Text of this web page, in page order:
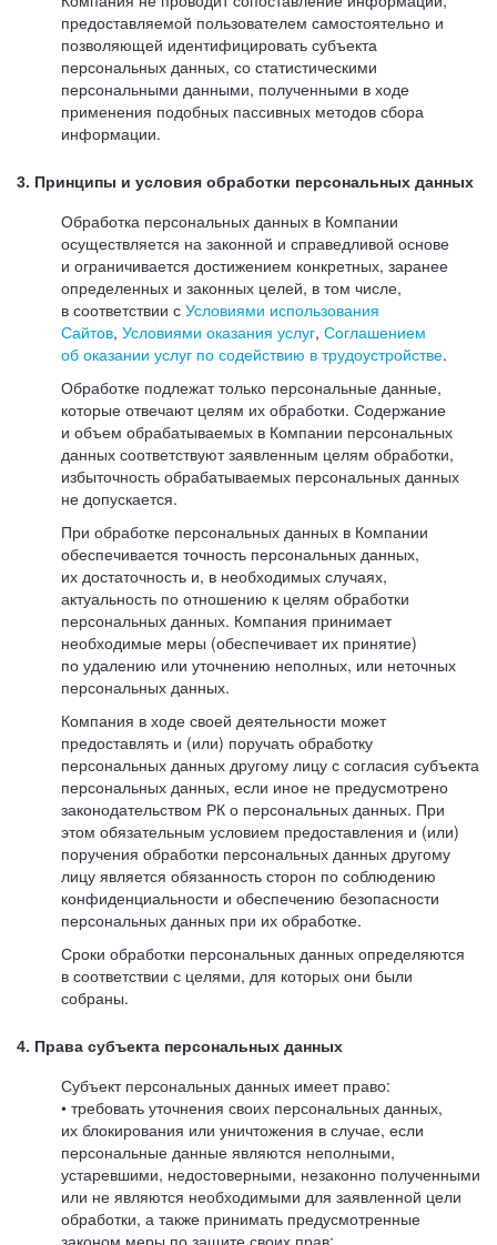
предоставляемой пользователем самостоятельно и
позволяющей идентифицировать субъекта
персональных данных, со статистическими
персональными данными, полученными в ходе
применения подобных пассивных методов сбора
информации.
3. Принципы и условия обработки персональных данных
Обработка персональных данных в Компании
осуществляется на законной и справедливой основе
и ограничивается достижением конкретных, заранее
определенных и законных целей, в том числе,
в соответствии с Условиями использования
Сайтов, Условиями оказания услуг, Соглашением
об оказании услуг по содействию в трудоустройстве.
Обработке подлежат только персональные данные,
которые отвечают целям их обработки. Содержание
и объем обрабатываемых в Компании персональных
данных соответствуют заявленным целям обработки,
избыточность обрабатываемых персональных данных
не допускается.
При обработке персональных данных в Компании
обеспечивается точность персональных данных,
их достаточность и, в необходимых случаях,
актуальность по отношению к целям обработки
персональных данных. Компания принимает
необходимые меры (обеспечивает их принятие)
по удалению или уточнению неполных, или неточных
персональных данных.
Компания в ходе своей деятельности может
предоставлять и (или) поручать обработку
персональных данных другому лицу с согласия субъекта
персональных данных, если иное не предусмотрено
законодательством РК о персональных данных. При
этом обязательным условием предоставления и (или)
поручения обработки персональных данных другому
лицу является обязанность сторон по соблюдению
конфиденциальности и обеспечению безопасности
персональных данных при их обработке.
Сроки обработки персональных данных определяются
в соответствии с целями, для которых они были
собраны.
4. Права субъекта персональных данных
Субъект персональных данных имеет право:
• требовать уточнения своих персональных данных,
их блокирования или уничтожения в случае, если
персональные данные являются неполными,
устаревшими, недостоверными, незаконно полученными
или не являются необходимыми для заявленной цели
обработки, а также принимать предусмотренные
законом меры по защите своих прав;